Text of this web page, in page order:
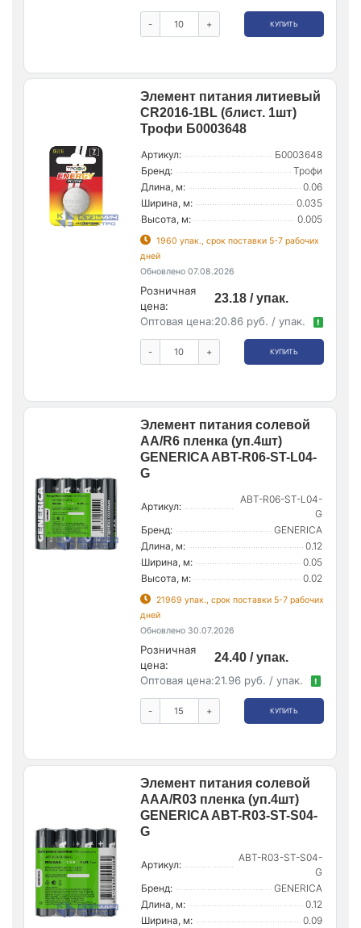
- + КУПИТЬ
Элемент питания литиевый
CR2016-1BL (блист. 1шт)
Трофи Б0003648
Артикул:
Б0003648
Бренд:
Трофи
Длина, м:
0.06
Ширина, м:
0.035
Высота, м:
0.005
1960 упак., срок поставки 5-7 рабочих
дней
Обновлено 07.08.2026
Розничная
цена:
23.18 / упак.
Оптовая цена:20.86 руб. / упак. !
- + КУПИТЬ
Элемент питания солевой
AA/R6 пленка (уп.4шт)
GENERICA ABT-R06-ST-L04-
G
Артикул:
ABT-R06-ST-L04-
G
Бренд:
GENERICA
Длина, м:
0.12
Ширина, м:
0.05
Высота, м:
0.02
21969 упак., срок поставки 5-7 рабочих
дней
Обновлено 30.07.2026
Розничная
цена:
24.40 / упак.
Оптовая цена:21.96 руб. / упак. !
- + КУПИТЬ
Элемент питания солевой
AAA/R03 пленка (уп.4шт)
GENERICA ABT-R03-ST-S04-
G
Артикул:
ABT-R03-ST-S04-
G
Бренд:
GENERICA
Длина, м:
0.12
Ширина, м:
0.09